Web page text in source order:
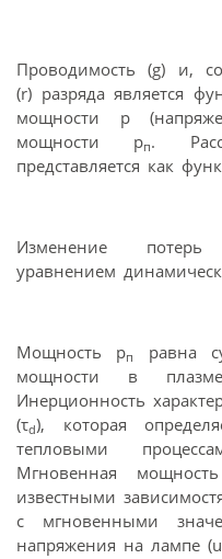
Проводимость (g) и,
(r) разряда является
мощности р
мощности рп.
представляется как
Изменение потерь
уравнением
Мощность рп
равна
мощности в плазме
Инерционность
(τd), которая
тепловыми
Мгновенная
известными
с мгновенными
напряжения на лампе (u